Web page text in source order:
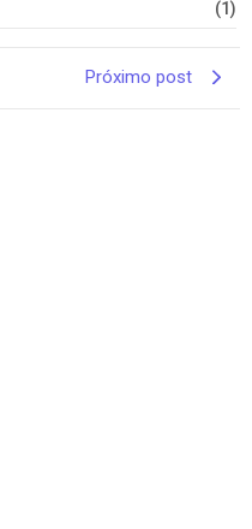
(1)
Próximo post